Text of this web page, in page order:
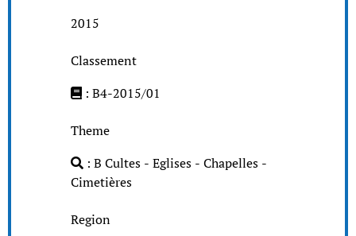
2015
Classement
: B4-2015/01
Theme
: B Cultes - Eglises - Chapelles -
Cimetières
Region